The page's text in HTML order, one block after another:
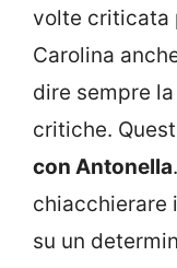
volte criticata
Carolina
dire sempre
critiche.
con Antonella
chiacchierare
su un